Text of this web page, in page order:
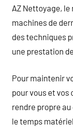
AZ Nettoyage,
machines de
des techniques
une prestation
Pour maintenir
pour vous et vos
rendre propre au
le temps